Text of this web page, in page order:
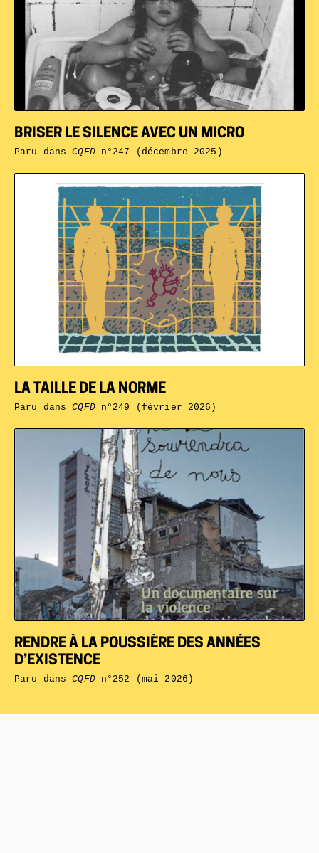
RENDRE À LA POUSSIÈRE DES ANNÉES
D’EXISTENCE
Paru dansCQFDn°252 (mai 2026)
LA TAILLE DE LA NORME
Paru dansCQFDn°249 (février 2026)
BRISER LE SILENCE AVEC UN MICRO
Paru dansCQFDn°247 (décembre 2025)